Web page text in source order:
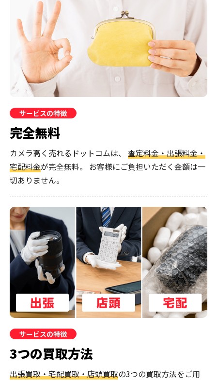
サービスの特徴
完全無料
カメラ高く売れるドットコムは、 査定料金・出張料金・
宅配料金が完全無料。 お客様にご負担いただく金額は一
切ありません。
サービスの特徴
3つの買取方法
出張買取・宅配買取・店頭買取の3つの買取方法をご用